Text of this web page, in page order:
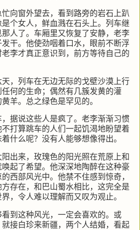
向窗外望去，看到路旁的岩石上趴
个女人，鲜血溅在石头上。列车继
人了。车厢里又恢复了安静，老李
干。他使劲咽着口水，眼前不断浮
李才真正意识到，前方等待自己的
，列车在无边无际的戈壁沙漠上行
何的生命；偶然有几簇发黄的灌
羊。总之绿色是罕见的。
据说这些人是疯了。老李渐渐习惯
打算跳车的人们一起饥渴地盼望着
什么呢？没有人能够想像得出。
出来，玫瑰色的阳光照在荒原上和
起了希望。他深深地陶醉在这种豪
西部风光中。他禁不住感到惊奇，
存在，和巴山蜀水相比，这完全是
，令人难以理解而又叹为观止。
到这种风光，一定会喜欢的。或
接白珍来新疆，两个人结婚，看起